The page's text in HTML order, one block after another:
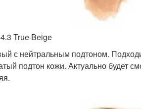
True Beige
с нейтральным подтоном.
подтон кожи. Актуально будет